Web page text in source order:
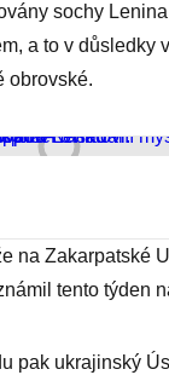
sochy
a to v důsledky
obrovské.
na Zakarpatské
tento týden
pak ukrajinský